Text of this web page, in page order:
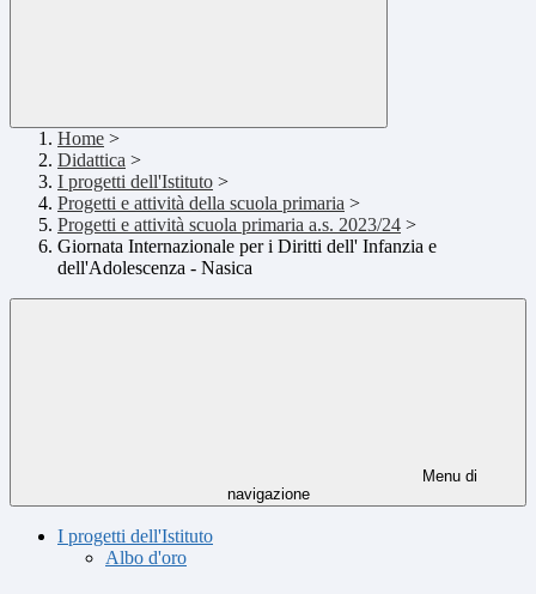
Home >
Didattica >
I progetti dell'Istituto >
Progetti e attività della scuola primaria >
Progetti e attività scuola primaria a.s. 2023/24 >
Giornata Internazionale per i Diritti dell' Infanzia e
dell'Adolescenza - Nasica
Menu di
navigazione
I progetti dell'Istituto
Albo d'oro